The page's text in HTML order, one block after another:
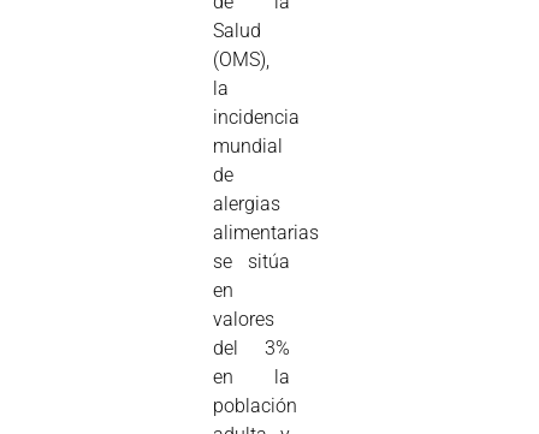
Salud
(OMS),
la
incidencia
mundial
de
alergias
alimentarias
se sitúa
en
valores
del 3%
en la
población